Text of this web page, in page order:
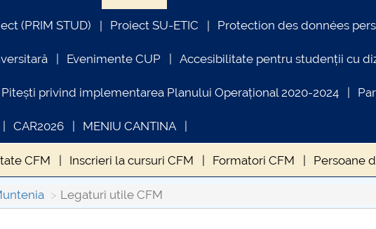
(PRIM STUD) Proiect SU-ETIC Protection des données
Evenimente CUP Accesibilitate pentru studenții cu
privind implementarea Planului Operațional 2020-2024
CAR2026 MENIU CANTINA
CFM Inscrieri la cursuri CFM Formatori CFM Persoane
preuniversitar performant (MSPP)
Legaturi utile CFM